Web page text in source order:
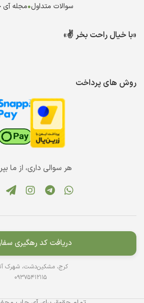
سوالات متداول•مجله
«با خیال راحت بخر ✌️»
روش های پرداخت
هر سوالی داری، از ما
دریافت کد رهگیری
کرج، مشکین‌دشت، شهرک
09375412115